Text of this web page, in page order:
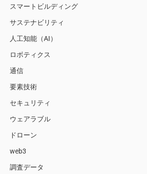
スマートビルディング
サステナビリティ
人工知能（AI）
ロボティクス
通信
要素技術
セキュリティ
ウェアラブル
ドローン
web3
調査データ